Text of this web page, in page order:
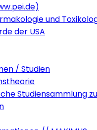
und
der USA
/ Studien
Studiensammlung